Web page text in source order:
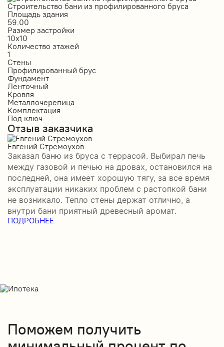
Строительство бани из профилированного бруса
Площадь здания
59.00
Размер застройки
10х10
Количество этажей
1
Стены
Профилированный брус
Фундамент
Ленточный
Кровля
Металлочерепица
Комплектация
Под ключ
Отзыв заказчика
Евгений Стремоухов
Заказал баню из бруса с террасой. Выбирал печь
между газовой и печью на дровах, остановился на
последней, она имеет хорошую тягу, за все время
эксплуатации никаких проблем с растопкой бани
не возникало. Тепло стены держат отлично, а
внутри бани приятный древесный аромат.
ПОДРОБНЕЕ
Поможем получить